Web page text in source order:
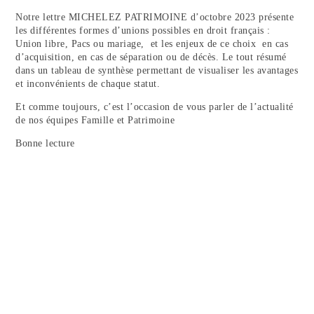
Notre lettre MICHELEZ PATRIMOINE d’octobre 2023 présente
les différentes formes d’unions possibles en droit français :
Union libre, Pacs ou mariage, et les enjeux de ce choix en cas
d’acquisition, en cas de séparation ou de décès. Le tout résumé
dans un tableau de synthèse permettant de visualiser les avantages
et inconvénients de chaque statut.
Et comme toujours, c’est l’occasion de vous parler de l’actualité
de nos équipes Famille et Patrimoine
Bonne lecture